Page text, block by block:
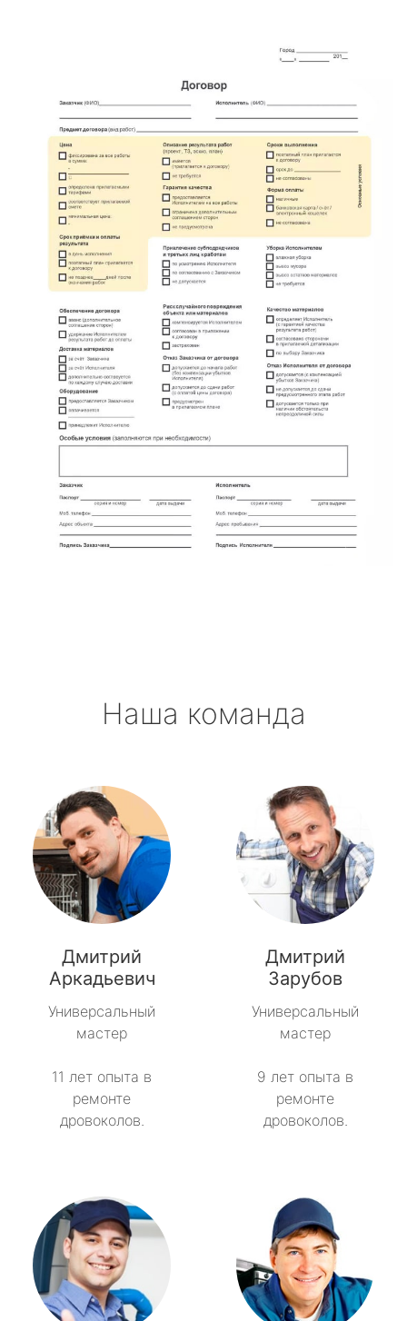
Наша команда
Дмитрий
Аркадьевич
Универсальный
мастер
11 лет опыта в
ремонте
дровоколов.
Дмитрий
Зарубов
Универсальный
мастер
9 лет опыта в
ремонте
дровоколов.